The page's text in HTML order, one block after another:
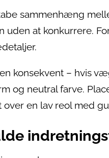
sammenhæng
uden at konkurrere.
konsekvent – hvis
og neutral farve.
en lav reol med